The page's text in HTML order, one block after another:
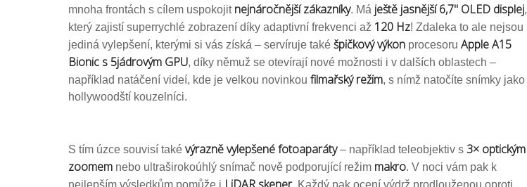
mnoha frontách s cílem uspokojit nejnáročnější zákazníky. Má ještě jasnější 6,7" OLED displej,
který zajistí superrychlé zobrazení díky adaptivní frekvenci až 120 Hz! Zdaleka to ale nejsou
jediná vylepšení, kterými si vás získá – servíruje také špičkový výkon procesoru Apple A15
Bionic s 5jádrovým GPU, díky němuž se otevírají nové možnosti i v dalších oblastech –
například natáčení videí, kde je velkou novinkou filmařský režim, s nímž natočíte snímky jako
hollywoodští kouzelníci.
S tím úzce souvisí také výrazně vylepšené fotoaparáty – například teleobjektiv s 3× optickým
zoomem nebo ultraširokoúhlý snímač nově podporující režim makro. V noci vám pak k
nejlepším výsledkům pomůže i
. Každý pak ocení výdrž prodlouženou oproti